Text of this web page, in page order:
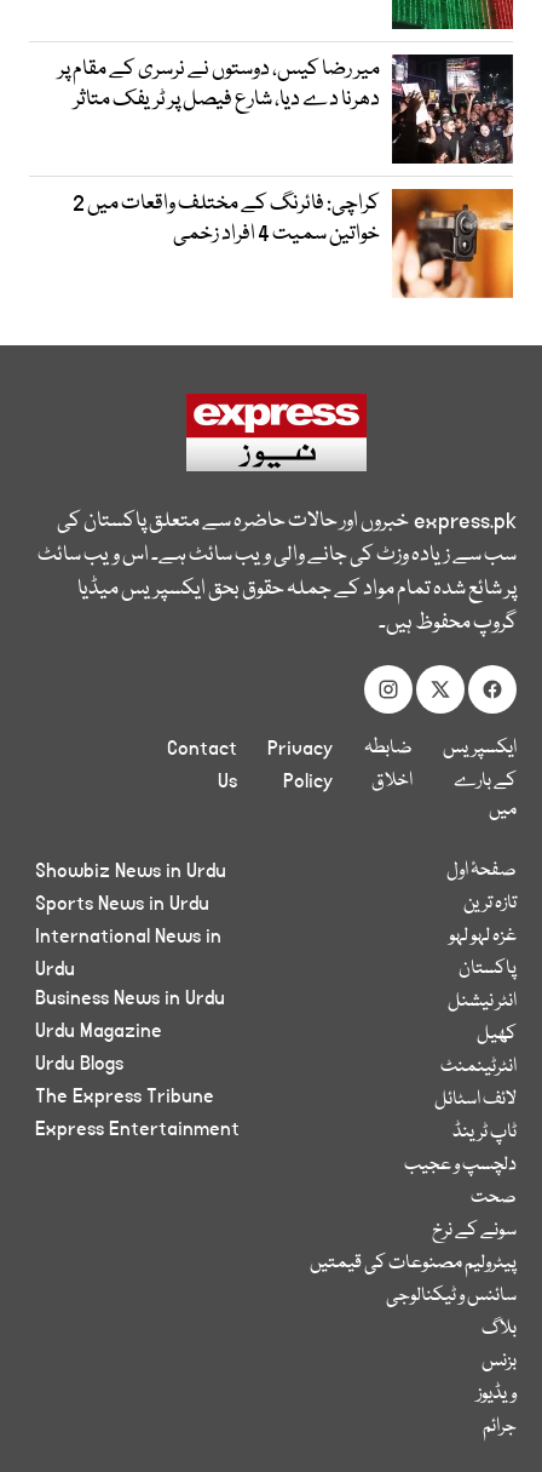
میر رضا کیس، دوستوں نے نرسری کے مقام پر
دھرنا دے دیا، شارع فیصل پر ٹریفک متاثر
کراچی: فائرنگ کے مختلف واقعات میں 2
خواتین سمیت 4 افراد زخمی
express.pkخبروں اور حالات حاضرہ سے متعلق پاکستان کی
سب سے زیادہ وزٹ کی جانے والی ویب سائٹ ہے۔ اس ویب سائٹ
پر شائع شدہ تمام مواد کے جملہ حقوق بحق ایکسپریس میڈیا
گروپ محفوظ ہیں۔
ایکسپریس
کے بارے
میں
ضابطہ
اخلاق
Privacy
Policy
Contact
Us
صفحۂ اول
تازہ ترین
غزہ لہو لہو
پاکستان
انٹر نیشنل
کھیل
انٹرٹینمنٹ
لائف اسٹائل
ٹاپ ٹرینڈ
دلچسپ و عجیب
صحت
سونے کے نرخ
پیٹرولیم مصنوعات کی قیمتیں
سائنس و ٹیکنالوجی
بلاگ
بزنس
ویڈیوز
جرائم
Showbiz News in Urdu
Sports News in Urdu
International News in
Urdu
Business News in Urdu
Urdu Magazine
Urdu Blogs
The Express Tribune
Express Entertainment